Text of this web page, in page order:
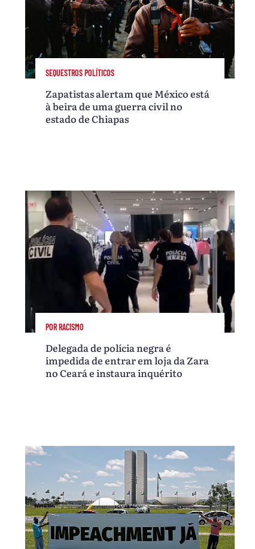
SEQUESTROS POLÍTICOS
Zapatistas alertam que México está
à beira de uma guerra civil no
estado de Chiapas
POR RACISMO
Delegada de polícia negra é
impedida de entrar em loja da Zara
no Ceará e instaura inquérito